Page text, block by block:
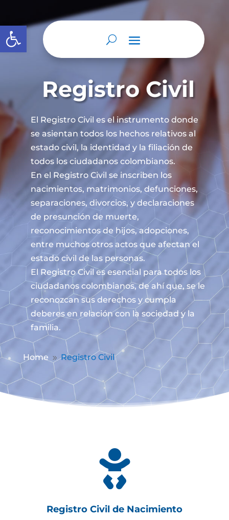
Abrir barra de herramientas
Registro Civil
El Registro Civil es el instrumento donde
se asientan todos los hechos relativos al
estado civil, la identidad y la filiación de
todos los ciudadanos colombianos.
En el Registro Civil se inscriben los
nacimientos, matrimonios, defunciones,
separaciones, divorcios, y declaraciones
de presunción de muerte,
reconocimientos de hijos, adopciones,
entre muchos otros actos que afectan el
estado civil de las personas.
El Registro Civil es esencial para todos los
ciudadanos colombianos, de ahí que, se le
reconozcan sus derechos y cumpla
deberes en relación con la sociedad y la
familia.
Home 9 Registro Civil

Registro Civil de Nacimiento